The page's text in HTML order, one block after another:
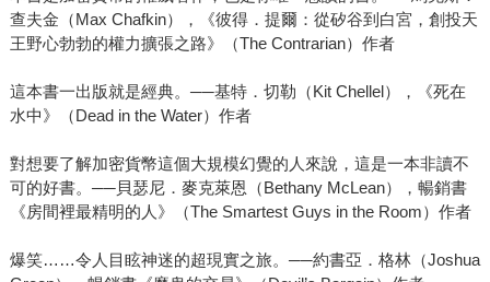
查夫金（Max Chafkin），《彼得．提爾：從矽谷到白宮，創投天
王野心勃勃的權力擴張之路》（The Contrarian）作者
這本書一出版就是經典。──基特．切勒（Kit Chellel），《死在
水中》（Dead in the Water）作者
對想要了解加密貨幣這個大規模幻覺的人來說，這是一本非讀不
可的好書。──貝瑟尼．麥克萊恩（Bethany McLean），暢銷書
《房間裡最精明的人》（The Smartest Guys in the Room）作者
爆笑……令人目眩神迷的超現實之旅。──約書亞．格林（Joshua